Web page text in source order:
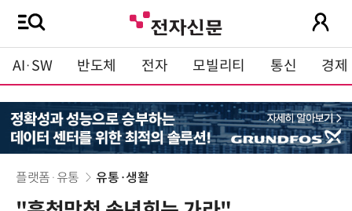
AI·SW 반도체 전자 모빌리티 통신 경제
플랫폼·유통 유통·생활